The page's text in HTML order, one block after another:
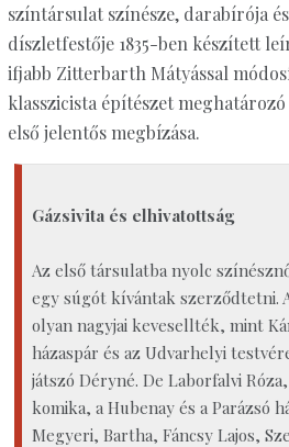
színtársulat színésze, darabírója
díszletfestője 1835-ben készített
ifjabb Zitterbarth Mátyással
klasszicista építészet
első jelentős megbízása.
Gázsivita és elhivatottság
Az első társulatba nyolc
egy súgót kívántak szerződtetni.
olyan nagyjai kevesellték, mint
házaspár és az Udvarhelyi
játszó Déryné. De Laborfalvi
komika, a Hubenay és a Parázsó
Megyeri, Bartha, Fáncsy Lajos,